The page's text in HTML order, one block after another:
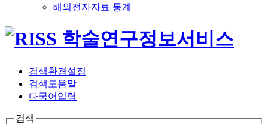
해외전자자료 통계
검색환경설정
검색도움말
다국어입력
검색